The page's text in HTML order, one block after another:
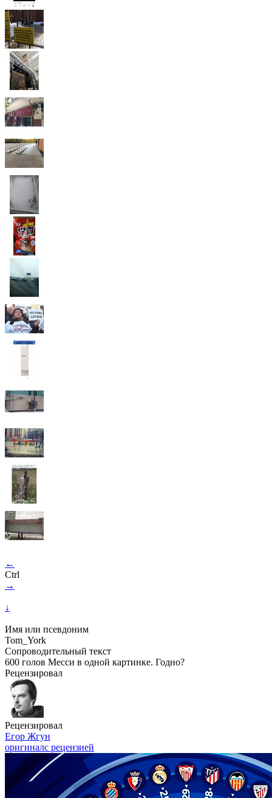
←
Ctrl
→
↓
Имя или псевдоним
Tom_York
Сопроводительный текст
600 голов Месси в одной картинке. Годно?
Рецензировал
Рецензировал
Егор Жгун
оригиналс рецензией